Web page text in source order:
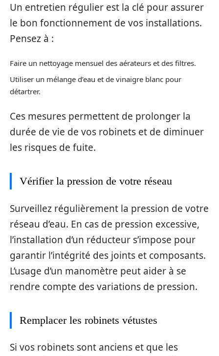
Un entretien régulier est la clé pour assurer
le bon fonctionnement de vos installations.
Pensez à :
Faire un nettoyage mensuel des aérateurs et des filtres.
Utiliser un mélange d’eau et de vinaigre blanc pour
détartrer.
Ces mesures permettent de prolonger la
durée de vie de vos robinets et de diminuer
les risques de fuite.
Vérifier la pression de votre réseau
Surveillez régulièrement la pression de votre
réseau d’eau. En cas de pression excessive,
l’installation d’un réducteur s’impose pour
garantir l’intégrité des joints et composants.
L’usage d’un manomètre peut aider à se
rendre compte des variations de pression.
Remplacer les robinets vétustes
Si vos robinets sont anciens et que les